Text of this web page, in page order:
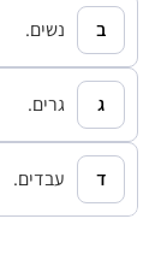
נשים.
גרים.
עבדים.